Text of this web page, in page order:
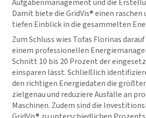
Aufgabenmanagement und die
Damit biete dieGridVis® einen
tiefen Einblick in die gesammelten
Zum Schluss wies Tofas Florinas
einem professionellen
Schnitt 10 bis 20 Prozent der
einsparen lässt. Schließlich
den richtigen Energiedaten die
zielgenau und reduziere Ausfälle an
Maschinen. Zudem sind die